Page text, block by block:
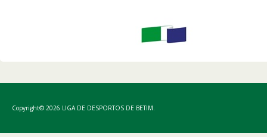
Copyright© 2026 LIGA DE DESPORTOS DE BETIM.